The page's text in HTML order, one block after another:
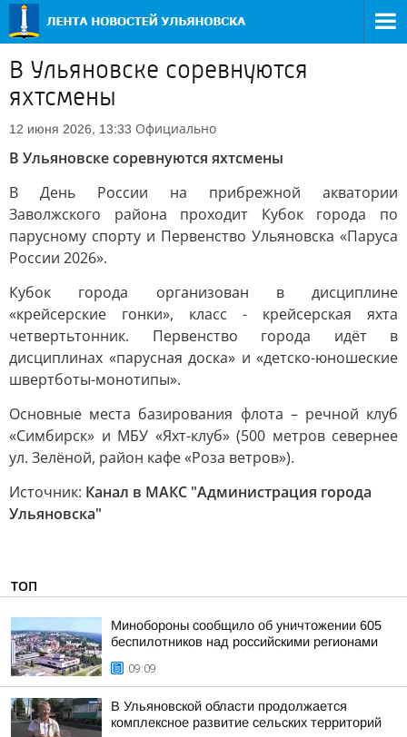
В Ульяновске соревнуются
яхтсмены
12 июня 2026, 13:33 Официально
В Ульяновске соревнуются яхтсмены
В День России на прибрежной акватории
Заволжского района проходит Кубок города по
парусному спорту и Первенство Ульяновска «Паруса
России 2026».
Кубок города организован в дисциплине
«крейсерские гонки», класс - крейсерская яхта
четвертьтонник. Первенство города идёт в
дисциплинах «парусная доска» и «детско-юношеские
швертботы-монотипы».
Основные места базирования флота – речной клуб
«Симбирск» и МБУ «Яхт-клуб» (500 метров севернее
ул. Зелёной, район кафе «Роза ветров»).
Источник: Канал в МАКС "Администрация города
Ульяновска"
ТОП
Минобороны сообщило об уничтожении 605
беспилотников над российскими регионами
09:09
В Ульяновской области продолжается
комплексное развитие сельских территорий